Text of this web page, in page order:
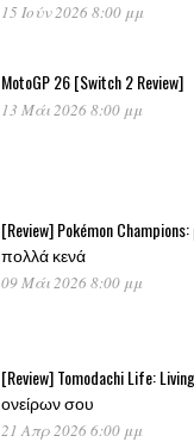
15 Ιούν 2026 8:00 μμ
MotoGP 26 [Switch 2 Review]
13 Μάι 2026 8:00 μμ
[Review] Pokémon
πολλά κενά
09 Μάι 2026 8:00 μμ
[Review] Tomodachi Life:
ονείρων σου
21 Απρ 2026 6:00 μμ